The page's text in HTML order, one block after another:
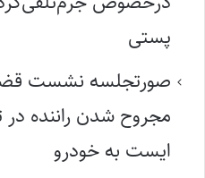
پستی
صورتجلسه نشست
مجروح شدن راننده
ایست به خودرو